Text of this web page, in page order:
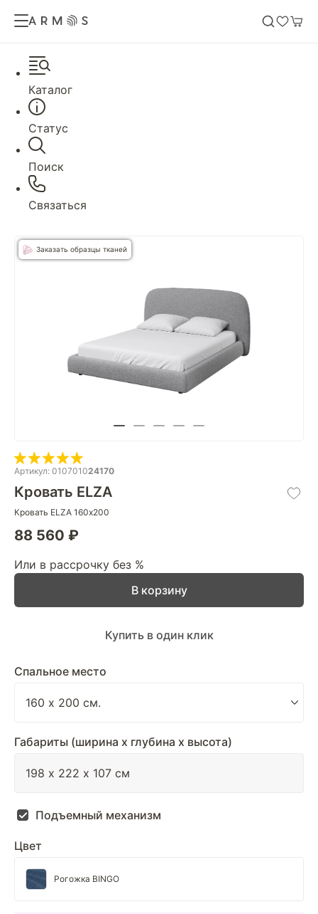
Каталог
Статус
Поиск
Связаться
Заказать образцы тканей
Артикул: 010701024170
Кровать ELZA
Кровать ELZA 160х200
88 560 ₽
Или в рассрочку без %
Спальное место
Габариты (ширина х глубина х высота)
Подъемный механизм
Цвет
Рогожка BINGO
В корзину
Купить в один клик